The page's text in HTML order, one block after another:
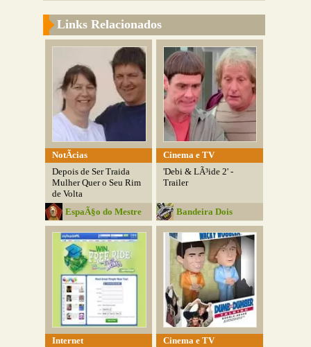
Links Relacionados
NotÃ­cias
Depois de Ser Traida
Mulher Quer o Seu Rim
de Volta
EspaÃ§o do Mestre
Bizarro
Cinema e TV
'Debi & LÃ³ide 2' -
Trailer
Bandeira Dois
Internet
Cinema e TV